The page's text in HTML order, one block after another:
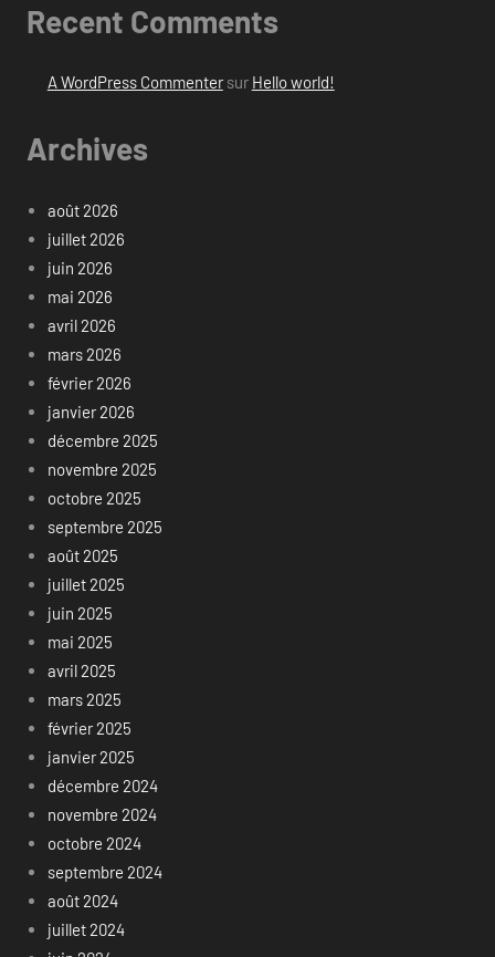
Recent Comments
A WordPress Commentersur Hello world!
Archives
août 2026
juillet 2026
juin 2026
mai 2026
avril 2026
mars 2026
février 2026
janvier 2026
décembre 2025
novembre 2025
octobre 2025
septembre 2025
août 2025
juillet 2025
juin 2025
mai 2025
avril 2025
mars 2025
février 2025
janvier 2025
décembre 2024
novembre 2024
octobre 2024
septembre 2024
août 2024
juillet 2024